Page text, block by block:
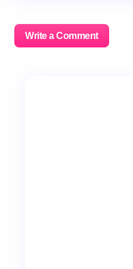
Write a Comment